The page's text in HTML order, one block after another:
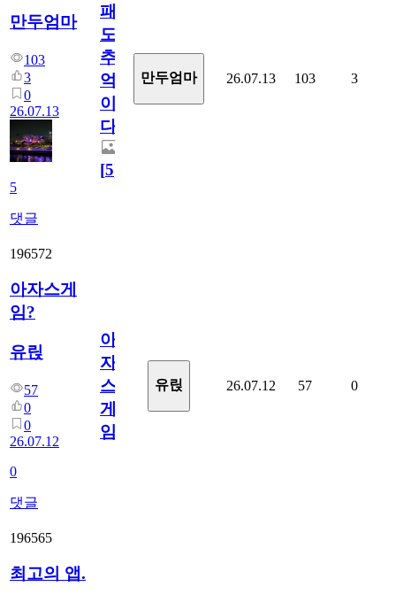
만두엄마
103
3
0
26.07.13
5
댓글
패
도
추
억
이
다.
[5]
만두엄마 26.07.13 103 3
196572
아자스게
임?
유릱
57
0
0
26.07.12
0
댓글
아
자
스
게
임?
유릱 26.07.12 57 0
196565
최고의 앱.